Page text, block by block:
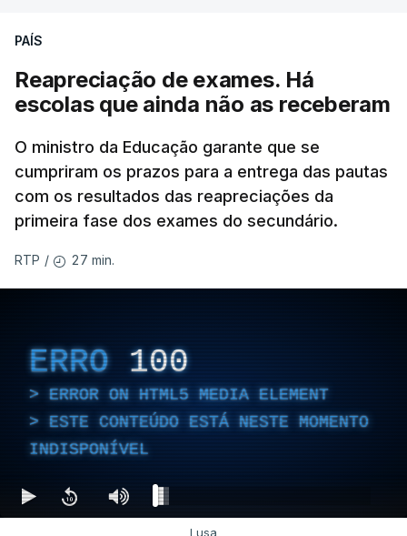
PAÍS
Reapreciação de exames. Há
escolas que ainda não as receberam
O ministro da Educação garante que se
cumpriram os prazos para a entrega das pautas
com os resultados das reapreciações da
primeira fase dos exames do secundário.
RTP / 27 min.
ERRO 100
ERROR ON HTML5 MEDIA ELEMENT
ESTE CONTEÚDO ESTÁ NESTE MOMENTO
INDISPONÍVEL
Lusa